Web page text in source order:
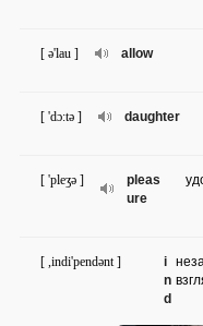
allow
[ ə'lau ]
daughter
[ 'dɔ:tə ]
pleas
ure
[ 'pleʒə ]
i
n
d
[ ,indi'pendənt ]